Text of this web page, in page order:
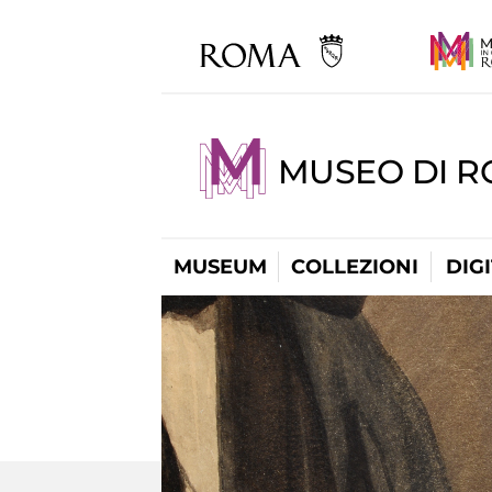
MUSEO DI
MUSEUM COLLEZIONI